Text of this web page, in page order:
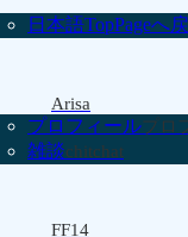
日本語TopPageへ
Arisa
プロフィールプロ
雑談chitchat
FF14